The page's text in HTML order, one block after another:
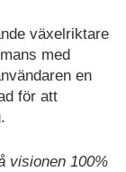
växelriktare
med
en
för att
visionen 100%